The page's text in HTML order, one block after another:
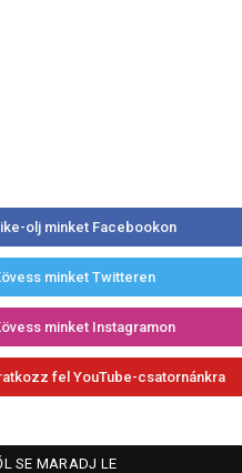
olj minket Facebookon
minket Twitteren
minket Instagramon
fel YouTube-csatornánkra
SE MARADJ LE